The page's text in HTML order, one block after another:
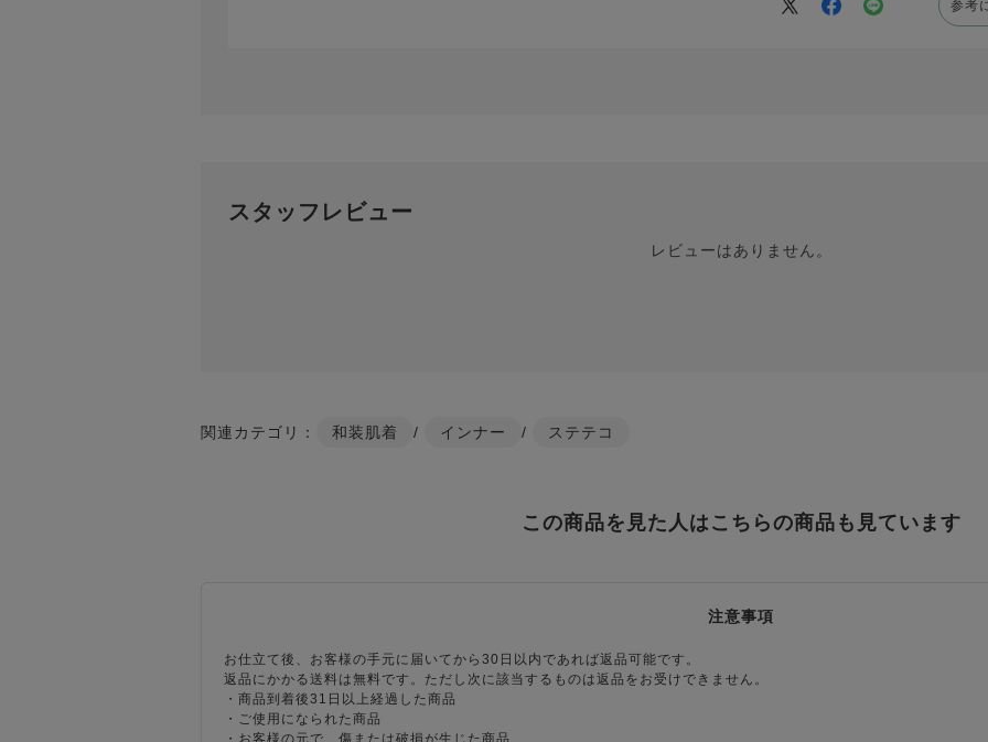
参考
スタッフレビュー
レビューはありません。
関連カテゴリ： 和装肌着 / インナー / ステテコ
この商品を見た人はこちらの商品も見ています
注意事項
お仕立て後、お客様の手元に届いてから30日以内であれば返品可能です。
返品にかかる送料は無料です。ただし次に該当するものは返品をお受けできません。
・商品到着後31日以上経過した商品
・ご使用になられた商品
・お客様の元で、傷または破損が生じた商品